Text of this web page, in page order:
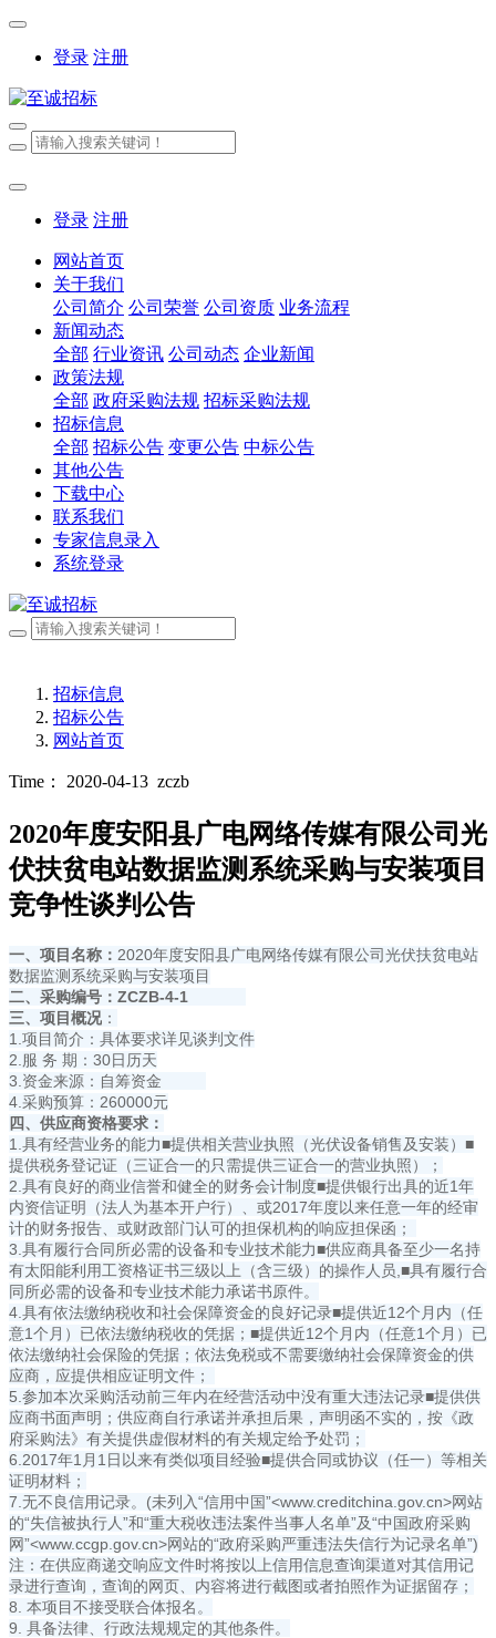
登录 注册
登录 注册
网站首页
关于我们
公司简介 公司荣誉 公司资质 业务流程
新闻动态
全部 行业资讯 公司动态 企业新闻
政策法规
全部 政府采购法规 招标采购法规
招标信息
全部 招标公告 变更公告 中标公告
其他公告
下载中心
联系我们
专家信息录入
系统登录
招标信息
招标公告
网站首页
Time： 2020-04-13 zczb
2020年度安阳县广电网络传媒有限公司光
伏扶贫电站数据监测系统采购与安装项目
竞争性谈判公告
一、项目名称： 2020年度安阳县广电网络传媒有限公司光伏扶贫电站
数据监测系统采购与安装项目
二、 采购编号： ZCZB-4-1
三、 项目概况 ：
1.项目简介：具体要求详见谈判文件
2.服 务 期：30日历天
3.资金来源：自筹资金
4.采购预算：260000元
四、供应商资格要求：
1.具有经营业务的能力■提供相关营业执照（光伏设备销售及安装）■
提供税务登记证（三证合一的只需提供三证合一的营业执照）；
2.具有良好的商业信誉和健全的财务会计制度■提供银行出具的近1年
内资信证明（法人为基本开户行）、或2017年度以来任意一年的经审
计的财务报告、或财政部门认可的担保机构的响应担保函；
3.具有履行合同所必需的设备和专业技术能力■供应商具备至少一名持
有太阳能利用工资格证书三级以上（含三级）的操作人员,■具有履行合
同所必需的设备和专业技术能力承诺书原件。
4.具有依法缴纳税收和社会保障资金的良好记录■提供近12个月内（任
意1个月）已依法缴纳税收的凭据；■提供近12个月内（任意1个月）已
依法缴纳社会保险的凭据；依法免税或不需要缴纳社会保障资金的供
应商，应提供相应证明文件；
5.参加本次采购活动前三年内在经营活动中没有重大违法记录■提供供
应商书面声明；供应商自行承诺并承担后果，声明函不实的，按《政
府采购法》有关提供虚假材料的有关规定给予处罚；
6.2017年1月1日以来有类似项目经验■提供合同或协议（任一）等相关
证明材料；
7.无不良信用记录。(未列入“信用中国”<www.creditchina.gov.cn>网站
的“失信被执行人”和“重大税收违法案件当事人名单”及“中国政府采购
网”<www.ccgp.gov.cn>网站的“政府采购严重违法失信行为记录名单”)
注：在供应商递交响应文件时将按以上信用信息查询渠道对其信用记
录进行查询，查询的网页、内容将进行截图或者拍照作为证据留存；
8. 本项目不接受联合体报名。
9. 具备法律、行政法规规定的其他条件。